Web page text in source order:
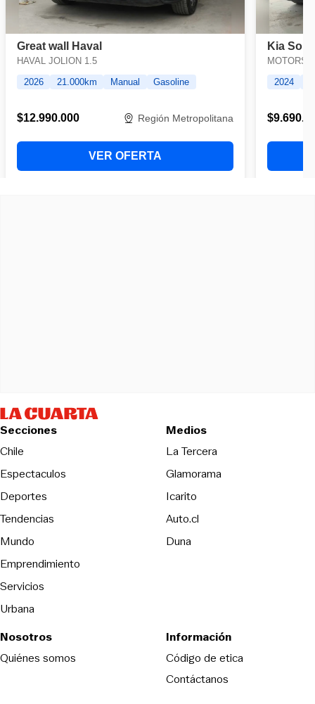
Secciones
Chile
Espectaculos
Deportes
Tendencias
Mundo
Emprendimiento
Servicios
Urbana
Medios
La TerceraOpens in new
Glamorama
Icarito
Auto.cl
DunaOpens in new window
Nosotros
Quiénes somos
Información
Código de eticaOpens in new
Contáctanos